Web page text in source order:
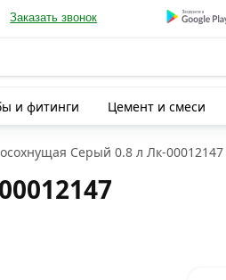
Заказать звонок
и фитинги Цемент и смеси
Серый 0.8 л Лк-00012147